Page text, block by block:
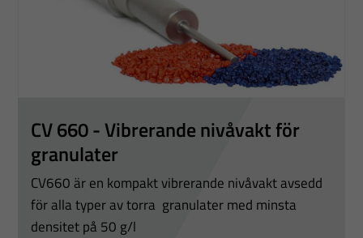
CV 660 - Vibrerande nivåvakt för
granulater
CV660 är en kompakt vibrerande nivåvakt avsedd
för alla typer av torra granulater med minsta
densitet på 50 g/l
Nödvändiga
inte att välja
behövs för
att hemsidan